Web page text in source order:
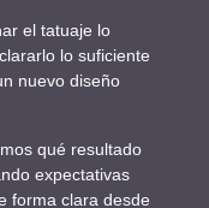
el tatuaje lo
lo suficiente
nuevo diseño
qué resultado
expectativas
forma clara desde